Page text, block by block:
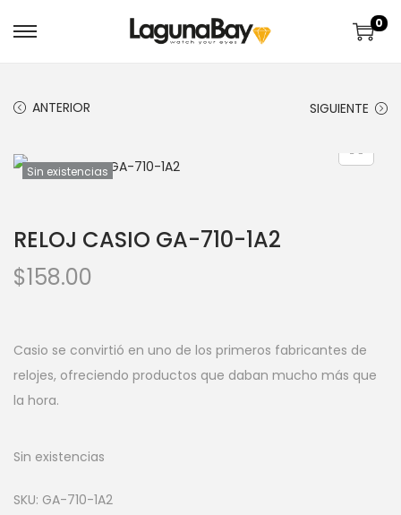
0
ANTERIOR SIGUIENTE
Sin existencias
RELOJ CASIO GA-710-1A2
$158.00
Casio se convirtió en uno de los primeros fabricantes de
relojes, ofreciendo productos que daban mucho más que
la hora.
Sin existencias
SKU: GA-710-1A2